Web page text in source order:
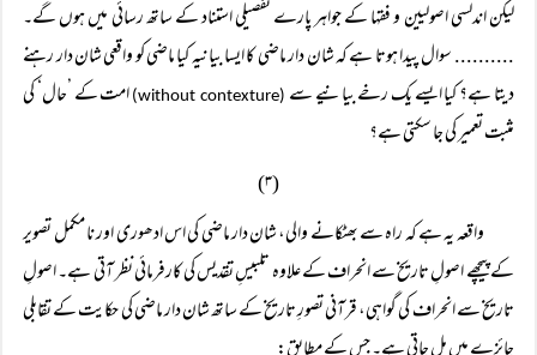
لیکن اندلسی اصولیین و فقہا کے جواہر پارے تفصیلی استناد کے ساتھ رسائی میں ہوں گے۔
.......... سوال پیدا ہوتا ہے کہ شان دار ماضی کا ایسا بیانیہ کیا ماضی کو واقعی شان دار رہنے
دیتا ہے؟ کیا ایسے یک رخے بیانیے سے (without contexture)
امت کے ’حال‘ کی
مثبت تعمیر کی جا سکتی ہے؟
(۳)
واقعہ یہ ہے کہ راہ سے بھٹکانے والی، شان دار ماضی کی اس ادھوری اور نا مکمل تصویر
کے پیچھے اصولِ تاریخ سے انحراف کے علاوہ تلبیسِ تقدیس کی کارفرمائی نظر آتی ہے۔ اصولِ
تاریخ سے انحراف کی گواہی، قرآنی تصورِ تاریخ کے ساتھ شان دار ماضی کی حکایت کے تقابلی